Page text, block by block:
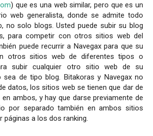
) que es una web similar, pero que es un
web generalista, donde se admite todo
no solo blogs. Usted puede subir su blog
para competir con otros sitios web del
puede recurrir a Navegax para que su
otros sitios web de diferentes tipos o
subir cualquier otro sitio web de su
sea de tipo blog. Bitakoras y Navegax no
datos, los sitios web se tienen que dar de
ambos, y hay que darse previamente de
por separado también en ambos sitios
páginas a los dos ranking.